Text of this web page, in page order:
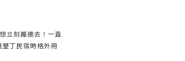
立刻搬進去！一直
丁民宿時格外用